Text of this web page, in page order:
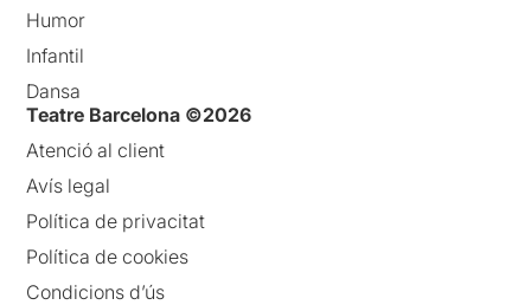
Humor
Infantil
Dansa
Teatre Barcelona ©2026
Atenció al client
Avís legal
Política de privacitat
Política de cookies
Condicions d’ús